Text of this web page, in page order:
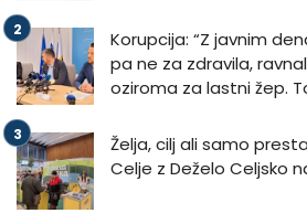
Korupcija: “Z javnim
pa ne za zdravila,
oziroma za lastni žep.
Želja, cilj ali samo
Celje z Deželo Celjsko